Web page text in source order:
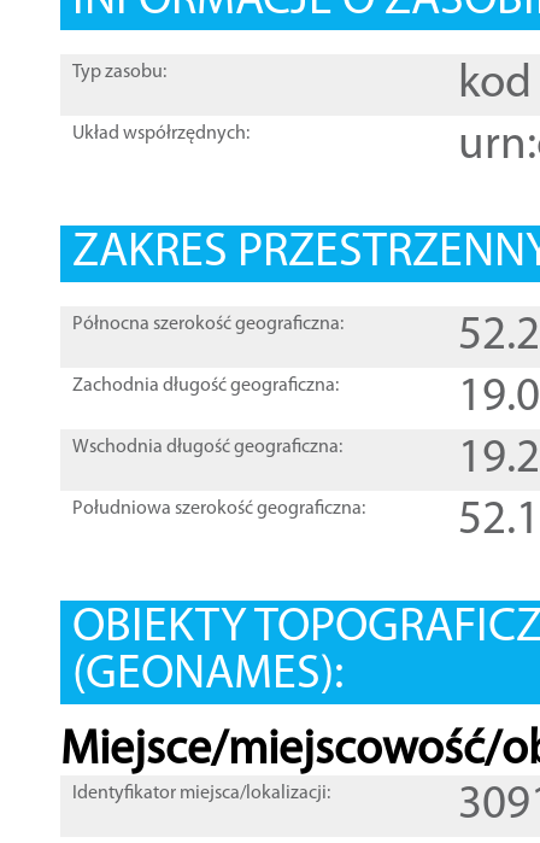
Typ zasobu: kod
Układ współrzędnych:
ZAKRES
Północna szerokość geograficzna:
Zachodnia długość geograficzna:
Wschodnia długość geograficzna:
Południowa szerokość geograficzna:
OBIEKTY
(GEONAMES):
Miejsce/miejscowość/
Identyfikator miejsca/lokalizacji: